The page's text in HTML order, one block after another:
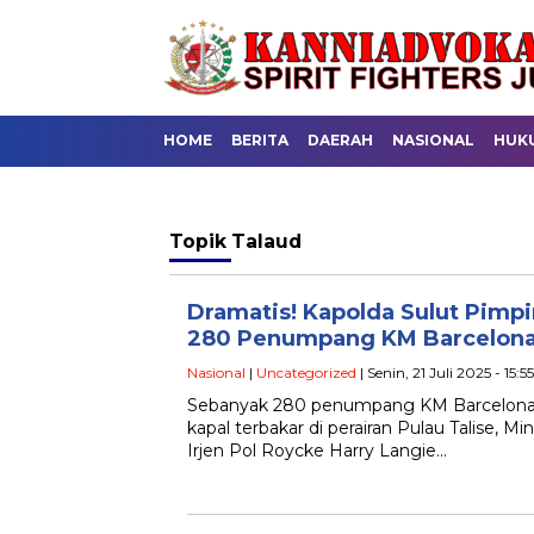
HOME BERITA DAERAH NASIONAL
Topik Talaud
Dramatis! Kapolda Sulut
280 Penumpang KM
Nasional | Uncategorized | Senin, 21 Juli 2025 -
Sebanyak 280 penumpang KM
kapal terbakar di perairan Pulau Talise,
Irjen Pol Roycke Harry Langie…